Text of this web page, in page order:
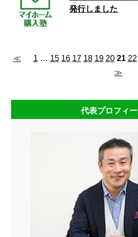
発行しました
≪ 1 … 15 16 17 18 19 20 21 22
≫
代表プロフィ